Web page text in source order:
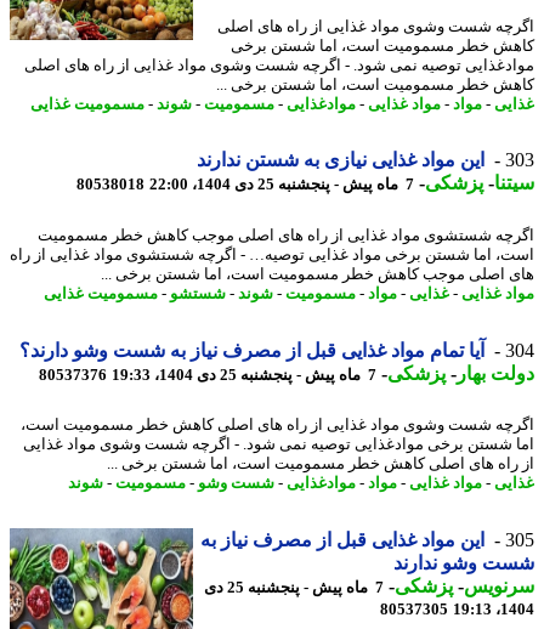
شست وشوی مواد غذایی از راه های اصلی
خطر مسمومیت است، اما شستن برخی
توصیه نمی شود. - اگرچه شست وشوی مواد غذایی از راه های اصلی
خطر مسمومیت است، اما شستن برخی ...
- مواد -مواد غذایی- موادغذایی- مسمومیت-شوند-مسمومیت غذایی
این مواد غذایی نیازی به شستن ندارند
-پزشکی-7 ماه پیش - پنجشنبه 25 دی 1404، 22:00 80538018
شستشوی مواد غذایی از راه های اصلی موجب کاهش خطر مسمومیت
اما شستن برخی مواد غذایی توصیه… - اگرچه شستشوی مواد غذایی از راه
اصلی موجب کاهش خطر مسمومیت است، اما شستن برخی ...
غذایی- غذایی- مواد -مسمومیت-شوند-شستشو-مسمومیت غذایی
آیا تمام مواد غذایی قبل از مصرف نیاز به شست وشو دارند؟
بهار -پزشکی-7 ماه پیش - پنجشنبه 25 دی 1404، 19:33 80537376
شست وشوی مواد غذایی از راه های اصلی کاهش خطر مسمومیت است،
شستن برخی موادغذایی توصیه نمی شود. - اگرچه شست وشوی مواد غذایی
راه های اصلی کاهش خطر مسمومیت است، اما شستن برخی ...
- مواد غذایی- مواد -موادغذایی- شست وشو -مسمومیت-شوند
این مواد غذایی قبل از مصرف نیاز به
وشو ندارند
-پزشکی-
7 ماه پیش - پنجشنبه 25 دی
80537305